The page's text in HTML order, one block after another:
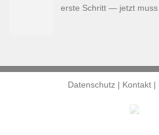
erste Schritt — jetzt muss
Datenschutz | Kontakt |